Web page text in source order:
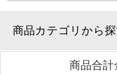
商品カテゴリから
商品合